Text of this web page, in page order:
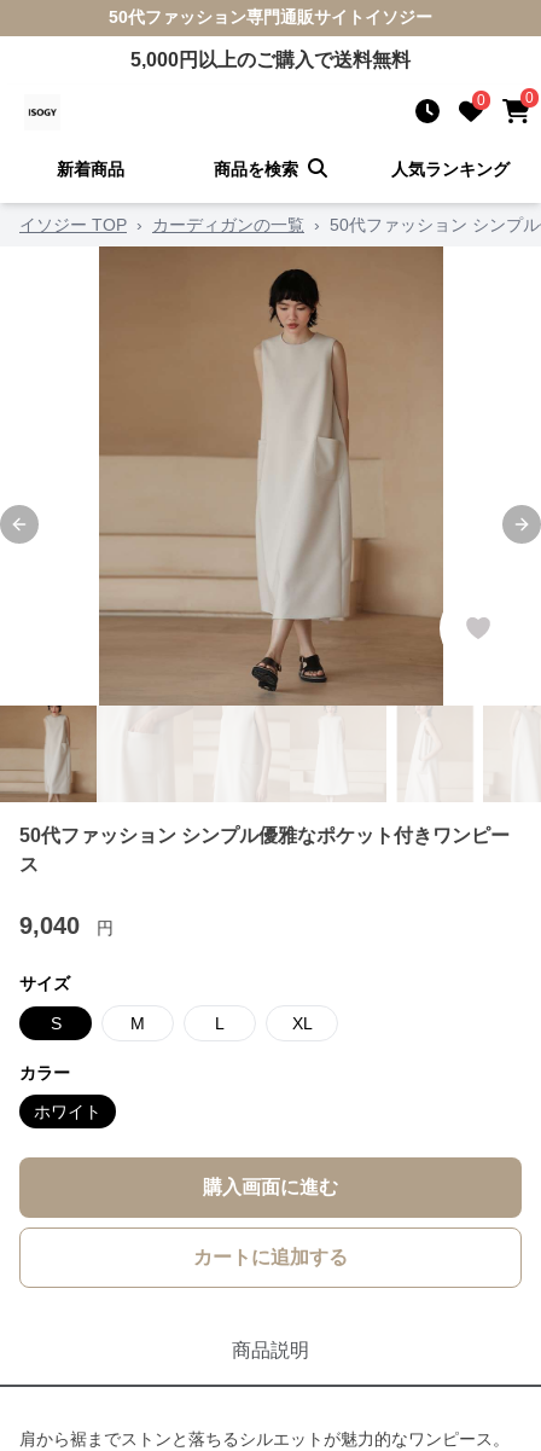
50代ファッション専門通販サイト イソジー
5,000円以上のご購入で送料無料
0 0
新着商品 商品を検索 人気ランキング
イソジー TOP › カーディガンの一覧 › 50代ファッション シンプ
Previous slide
50代ファッション シンプル優雅なポケット付きワンピー
ス
9,040 円
サイズ
S M L XL
カラー
ホワイト
購入画面に進む
カートに追加する
商品説明
肩から裾までストンと落ちるシルエットが魅力的なワンピース。